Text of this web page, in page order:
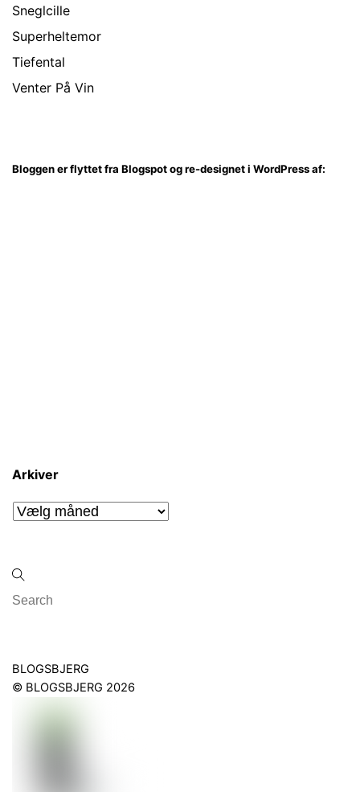
Sneglcille
Superheltemor
Tiefental
Venter På Vin
Bloggen er flyttet fra Blogspot og re-designet i WordPress af:
Arkiver
Arkiver
Back
To
BLOGSBJERG
© BLOGSBJERG 2026